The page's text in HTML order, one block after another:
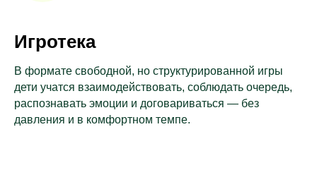
Игротека
В формате свободной, но структурированной игры
дети учатся взаимодействовать, соблюдать очередь,
распознавать эмоции и договариваться — без
давления и в комфортном темпе.